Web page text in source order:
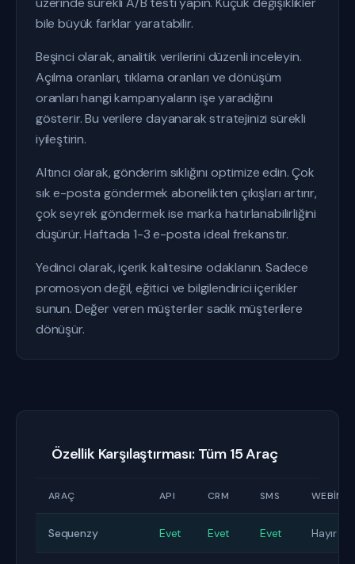
bile büyük farklar yaratabilir.
Beşinci olarak, analitik verilerini düzenli inceleyin.
Açılma oranları, tıklama oranları ve dönüşüm
oranları hangi kampanyaların işe yaradığını
gösterir. Bu verilere dayanarak stratejinizi sürekli
iyileştirin.
Altıncı olarak, gönderim sıklığını optimize edin. Çok
sık e-posta göndermek abonelikten çıkışları artırır,
çok seyrek göndermek ise marka hatırlanabilirliğini
düşürür. Haftada 1-3 e-posta ideal frekanstır.
Yedinci olarak, içerik kalitesine odaklanın. Sadece
promosyon değil, eğitici ve bilgilendirici içerikler
sunun. Değer veren müşteriler sadık müşterilere
dönüşür.
Özellik Karşılaştırması: Tüm 15 Araç
ARAÇ API CRM SMS WEBINAR
Sequenzy Evet Evet Evet Hayır